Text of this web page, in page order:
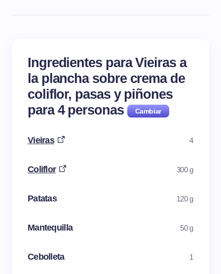
Ingredientes para Vieiras a
la plancha sobre crema de
coliflor, pasas y piñones
para4 personas
Vieiras 4
Coliflor 300 g
Patatas 120 g
Mantequilla 50 g
Cebolleta 1